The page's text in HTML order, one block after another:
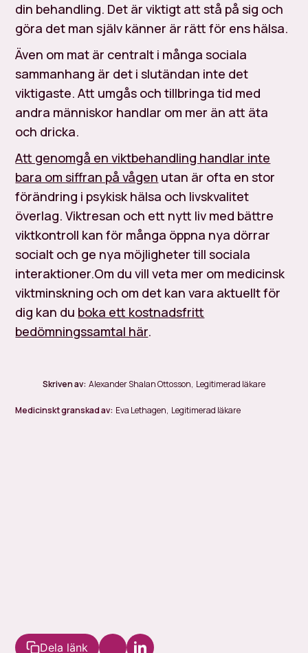
din behandling. Det är viktigt att stå på sig och
göra det man själv känner är rätt för ens hälsa.
Även om mat är centralt i många sociala
sammanhang är det i slutändan inte det
viktigaste. Att umgås och tillbringa tid med
andra människor handlar om mer än att äta
och dricka.
Att genomgå en viktbehandling handlar inte
bara om siffran på vågen utan är ofta en stor
förändring i psykisk hälsa och livskvalitet
överlag. Viktresan och ett nytt liv med bättre
viktkontroll kan för många öppna nya dörrar
socialt och ge nya möjligheter till sociala
interaktioner.Om du vill veta mer om medicinsk
viktminskning och om det kan vara aktuellt för
dig kan du boka ett kostnadsfritt
bedömningssamtal här.
Skriven av: Alexander Shalan Ottosson, Legitimerad läkare
Medicinskt granskad av: Eva Lethagen, Legitimerad läkare
Dela länk